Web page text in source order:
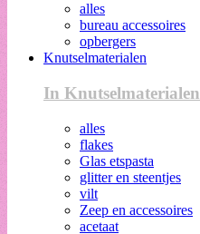
alles
bureau accessoires
opbergers
Knutselmaterialen
In Knutselmaterialen
alles
flakes
Glas etspasta
glitter en steentjes
vilt
Zeep en accessoires
acetaat